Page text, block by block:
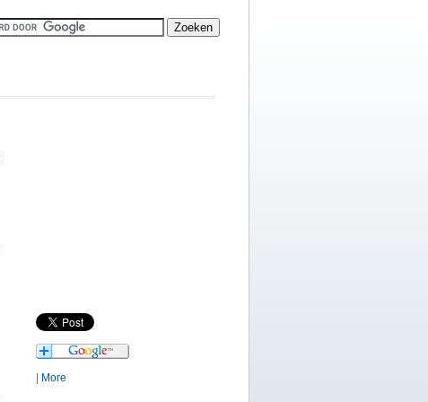
More